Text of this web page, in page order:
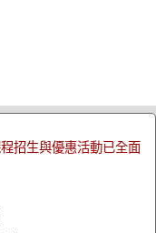
招生與優惠活動已全面